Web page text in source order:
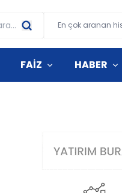
En çok aranan
FAİZ HABER